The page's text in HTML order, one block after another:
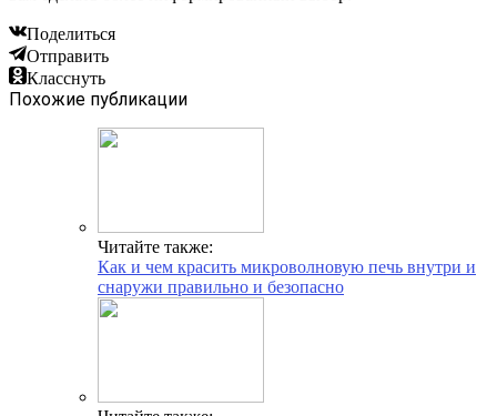
Поделиться
Отправить
Класснуть
Похожие публикации
Читайте также:
Как и чем красить микроволновую печь внутри и
снаружи правильно и безопасно